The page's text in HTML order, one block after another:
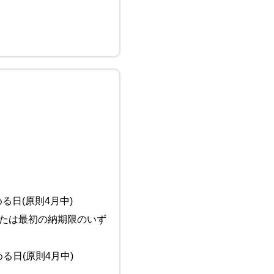
(原則4月中)
初の納期限のいず
則4月中)